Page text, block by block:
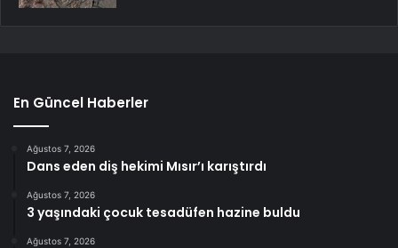
En Güncel Haberler
Ağustos 7, 2026
Dans eden diş hekimi Mısır’ı karıştırdı
Ağustos 7, 2026
3 yaşındaki çocuk tesadüfen hazine buldu
Ağustos 7, 2026